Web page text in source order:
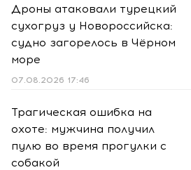
Дроны атаковали турецкий
сухогруз у Новороссийска:
судно загорелось в Чёрном
море
07.08.2026 17:46
Трагическая ошибка на
охоте: мужчина получил
пулю во время прогулки с
собакой